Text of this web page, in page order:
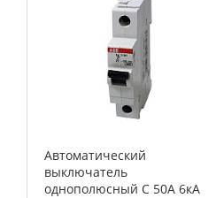
Автоматический
выключатель
однополюсный C 50А 6кА